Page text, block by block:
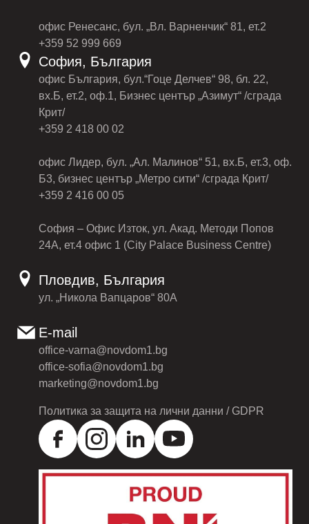
офис Ренесанс, бул. „Вл. Варненчик“ 81, ет.2
+359 52 999 669
София, България
офис България, бул.“Гоце Делчев“ 98, бл. 22,
вх.Б, ет.2, оф.1, Бизнес център „Азимут“ /сграда
Крит/
+359 2 418 00 02
офис Лидер, бул. „Ал. Малинов“ 51, вх.Б, ет.3, оф.
Б3, бизнес център „Метро сити“ /сграда Крит/
+359 2 416 00 05
София – Офис Изток, ул. Акад. Методи Попов
24А, ет.4 офис 1 (City Palace Business Centre)
Пловдив, България
ул. „Никола Вапцаров“ 80А
E-mail
office-varna@novdom1.bg
office-sofia@novdom1.bg
marketing@novdom1.bg
Политика за защита на лични данни / GDPR